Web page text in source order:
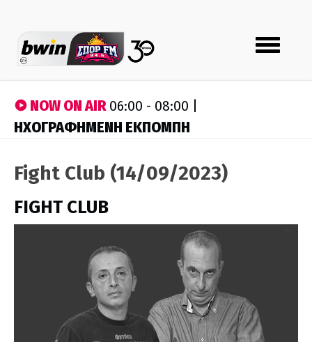
Toggle
navigation
NOW ON AIR06:00 - 08:00 |
ΗΧΟΓΡΑΦΗΜΕΝΗ ΕΚΠΟΜΠΗ
Fight Club (14/09/2023)
FIGHT CLUB